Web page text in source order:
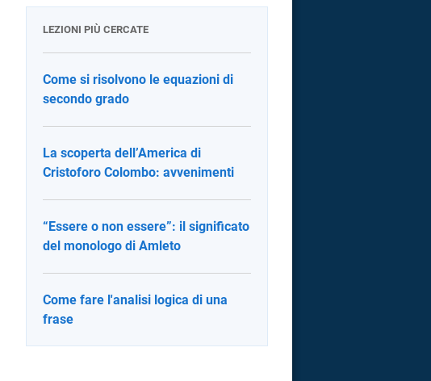
LEZIONI PIÙ CERCATE
Come si risolvono le equazioni di
secondo grado
La scoperta dell’America di
Cristoforo Colombo: avvenimenti
“Essere o non essere”: il significato
del monologo di Amleto
Come fare l'analisi logica di una
frase